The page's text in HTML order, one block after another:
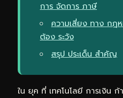
การ จัดการ ภาษี
ความเสี่ยง ทาง กฎ
ต้อง ระวัง
สรุป ประเด็น สำคัญ
ใน ยุค ที่ เทคโนโลยี การเงิน ก้